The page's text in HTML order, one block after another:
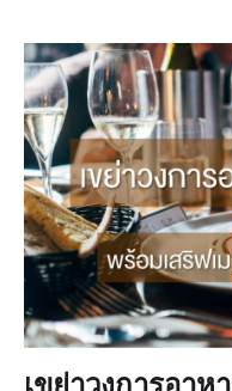
เขย่าวงการอาห